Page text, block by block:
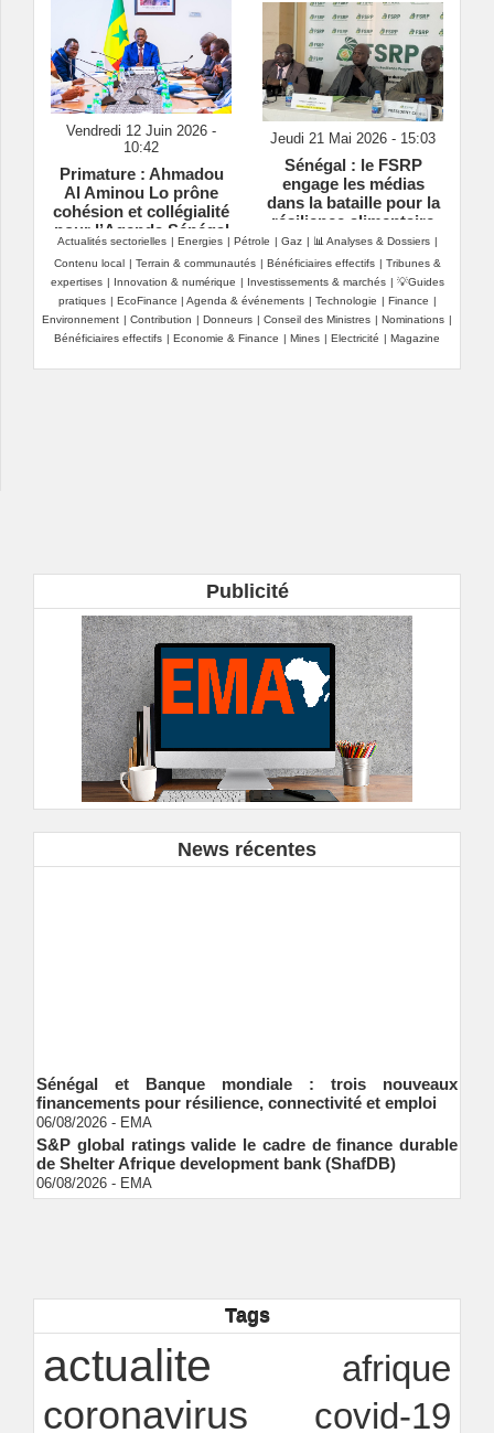
Vendredi 12 Juin 2026 -
10:42
Primature : Ahmadou
Al Aminou Lo prône
cohésion et collégialité
pour l’Agenda Sénégal
2050
Jeudi 21 Mai 2026 - 15:03
Sénégal : le FSRP
engage les médias
dans la bataille pour la
résilience alimentaire
Actualités sectorielles | Energies | Pétrole | Gaz | 📊 Analyses & Dossiers |
Contenu local | Terrain & communautés | Bénéficiaires effectifs | Tribunes &
expertises | Innovation & numérique | Investissements & marchés | 💡Guides
pratiques | EcoFinance | Agenda & événements | Technologie | Finance |
Environnement | Contribution | Donneurs | Conseil des Ministres | Nominations |
Bénéficiaires effectifs | Economie & Finance | Mines | Electricité | Magazine
Publicité
News récentes
Sénégal et Banque mondiale : trois nouveaux
financements pour résilience, connectivité et emploi
06/08/2026 - EMA
S&P global ratings valide le cadre de finance durable
de Shelter Afrique development bank (ShafDB)
06/08/2026 -EMA
Industrialisation verte au Sénégal : comment
Ndakhté M. GAYE
Rapport Bceao 2025 : résilience, transition et
innovation
24/07/2026 -Ndakhté M. GAYE
Tags
actualite afrique
coronavirus covid-19